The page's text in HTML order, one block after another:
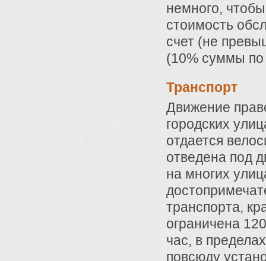
немного,
стоимость
счет (не
(10% суммы по
Транспорт
Движение
городских
отдается
отведена под
на многих
транспорта,
ограничена
час, в
повсюду